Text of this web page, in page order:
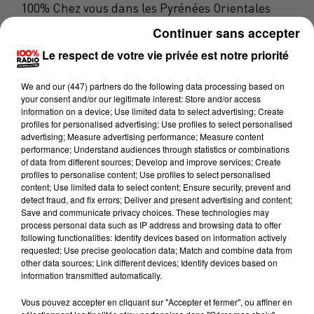
100% Chez vous dans les Pyrénées Orientales
15 février 2024 - 2 min 10 sec
100% CHEZ VOUS DANS LES PYRÉNÉES
COIFFURE QUI PROPOSE AUSSI
La nouvelle exposition est en place àL'autre Salon
L’autre salon, c’est avant tout un concept où se mêle à
la fois beauté pour un moment de pleine détente,
sans perte de temps.
C’est un lieu voulu familial et chaleureux,L’autre
salon,c’est aussi le désir de partager, d’échanger et
de rencontrer des artistes locaux.
couple d'artistes.
Le respect de votre vie privée est notre priorité
We and our (447) partnersdo the following data processing based on
your consent and/or our legitimate interest: Store and/or access
information on a device; Use limited data to select advertising; Create
profiles for personalised advertising; Use profiles to select personalised
advertising; Measure advertising performance; Measure content
performance; Understand audiences through statistics or combinations
of data from different sources; Develop and improve services; Create
profiles to personalise content; Use profiles to select personalised
content; Use limited data to select content; Ensure security, prevent and
detect fraud, and fix errors; Deliver and present advertising and content;
Save and communicate privacy choices. These technologies may
process personal data such as IP address and browsing data to offer
following functionalities: Identify devices based on information actively
requested; Use precise geolocation data; Match and combine data from
other data sources; Link different devices; Identify devices based on
information transmitted automatically.
Vous pouvez accepter en cliquant sur "Accepter et fermer", ou affiner en
Continuer sans accepter